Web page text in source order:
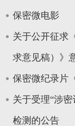
保密微电影
关于公开征求
求意见稿）》
保密微纪录片
关于受理“涉
检测的公告